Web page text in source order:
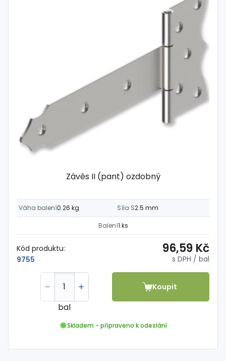
Závěs II (pant) ozdobný
Váha balení0.26 kg Síla S2.5 mm
Balení1 ks
Kód produktu:
9755
96,59 Kč
s DPH / bal
bal
Koupit
Skladem - připraveno k odeslání